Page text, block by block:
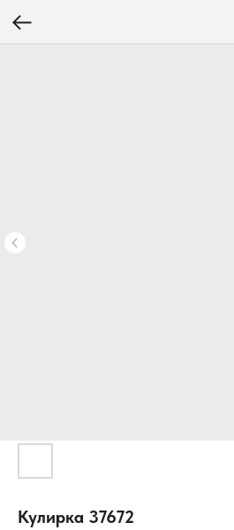
Кулирка 37672